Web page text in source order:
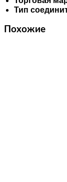
Тип
Похожие